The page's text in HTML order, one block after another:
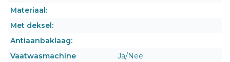
Materiaal:
Met deksel:
Antiaanbaklaag:
Vaatwasmachine
Ja/Nee